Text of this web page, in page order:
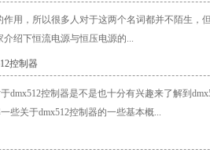
用，所以很多人对于这两个名词都并不陌生，
绍下恒流电源与恒压电源的...
控制器
dmx512控制器是不是也十分有兴趣来了解到
些关于dmx512控制器的一些基本概...